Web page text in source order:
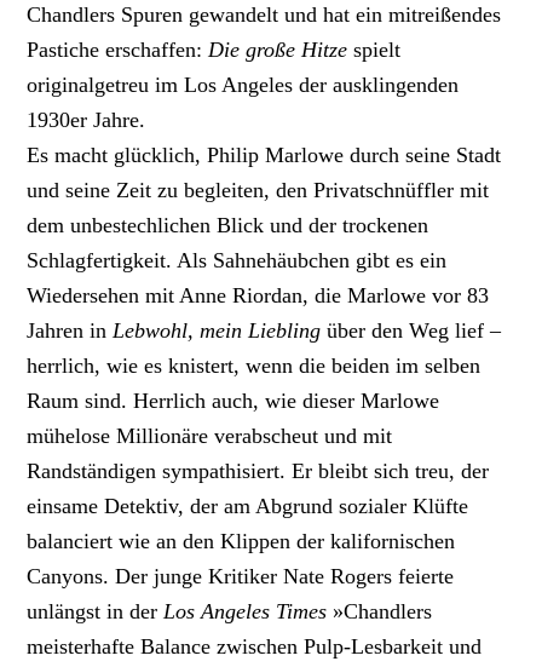
Chandlers Spuren gewandelt und hat ein mitreißendes
Pastiche erschaffen: Die große Hitze spielt
originalgetreu im Los Angeles der ausklingenden
1930er Jahre.
Es macht glücklich, Philip Marlowe durch seine Stadt
und seine Zeit zu begleiten, den Privatschnüffler mit
dem unbestechlichen Blick und der trockenen
Schlagfertigkeit. Als Sahne­häubchen gibt es ein
Wiedersehen mit Anne Riordan, die Marlowe vor 83
Jahren in Lebwohl, mein Liebling über den Weg lief –
herrlich, wie es knistert, wenn die beiden im selben
Raum sind. Herrlich auch, wie dieser Marlowe
mühelose Millionäre verabscheut und mit
Randständigen sympathisiert. Er bleibt sich treu, der
einsame Detektiv, der am Abgrund sozialer Klüfte
balanciert wie an den Klippen der kalifornischen
Canyons. Der junge Kritiker Nate Rogers feierte
unlängst in der Los Angeles Times »Chandlers
meisterhafte Balance zwischen Pulp-Lesbarkeit und